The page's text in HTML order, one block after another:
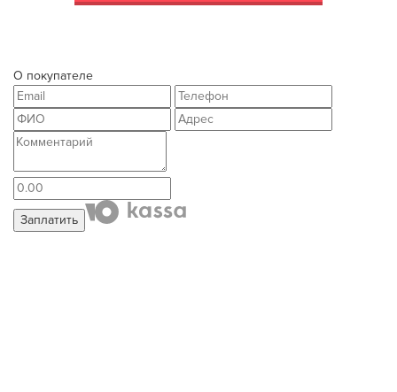
О покупателе
Заплатить